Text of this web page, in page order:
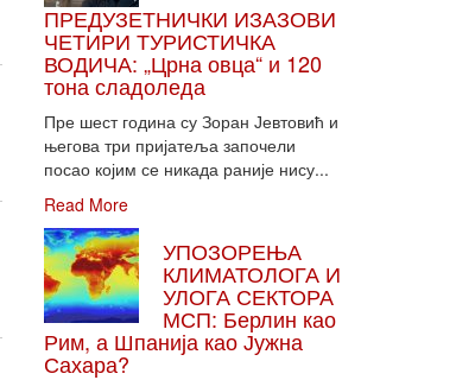
ПРЕДУЗЕТНИЧКИ ИЗАЗОВИ
ЧЕТИРИ ТУРИСТИЧКА
ВОДИЧА: „Црна овца“ и 120
тона сладоледа
Пре шест година су Зоран Јевтовић и
његова три пријатеља започели
посао којим се никада раније нису...
Read More
УПОЗОРЕЊА
КЛИМАТОЛОГА И
УЛОГА СЕКТОРА
МСП: Берлин као
Рим, а Шпанија као Јужна
Сахара?